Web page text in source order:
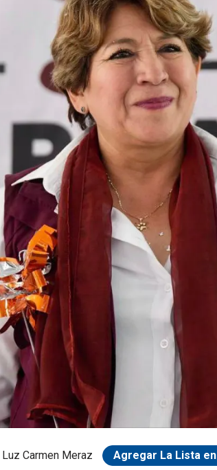
Luz Carmen Meraz Agregar La Lista en